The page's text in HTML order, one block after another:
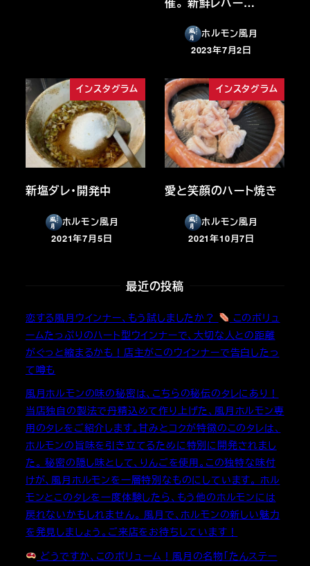
ホルモン風月
投稿日
2023年7月2日
インスタグラム
新塩ダレ・開発中
ホルモン風月
投稿日
2021年7月5日
インスタグラム
愛と笑顔のハート焼き
ホルモン風月
投稿日
2021年10月7日
最近の投稿
恋する風月ウインナー、もう試しましたか？
このボリュ
ームたっぷりのハート型ウインナーで、大切な人との距離
がぐっと縮まるかも！店主がこのウインナーで告白したっ
て噂も
風月ホルモンの味の秘密は、こちらの秘伝のタレにあり！
当店独自の製法で丹精込めて作り上げた、風月ホルモン専
用のタレをご紹介します。甘みとコクが特徴のこのタレは、
ホルモンの旨味を引き立てるために特別に開発されまし
た。 秘密の隠し味として、りんごを使用。この独特な味付
けが、風月ホルモンを一層特別なものにしています。 ホル
モンとこのタレを一度体験したら、もう他のホルモンには
戻れないかもしれません。 風月で、ホルモンの新しい魅力
を発見しましょう。ご来店をお待ちしています！
どうですか、このボリューム！風月の名物「たんステー